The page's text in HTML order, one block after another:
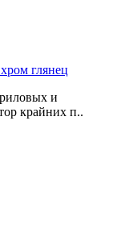
глянец
и
крайних п..